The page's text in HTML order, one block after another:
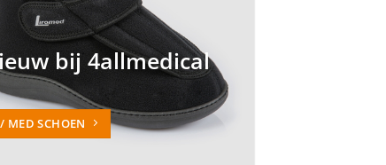
bij 4allmedical
MED SCHOEN